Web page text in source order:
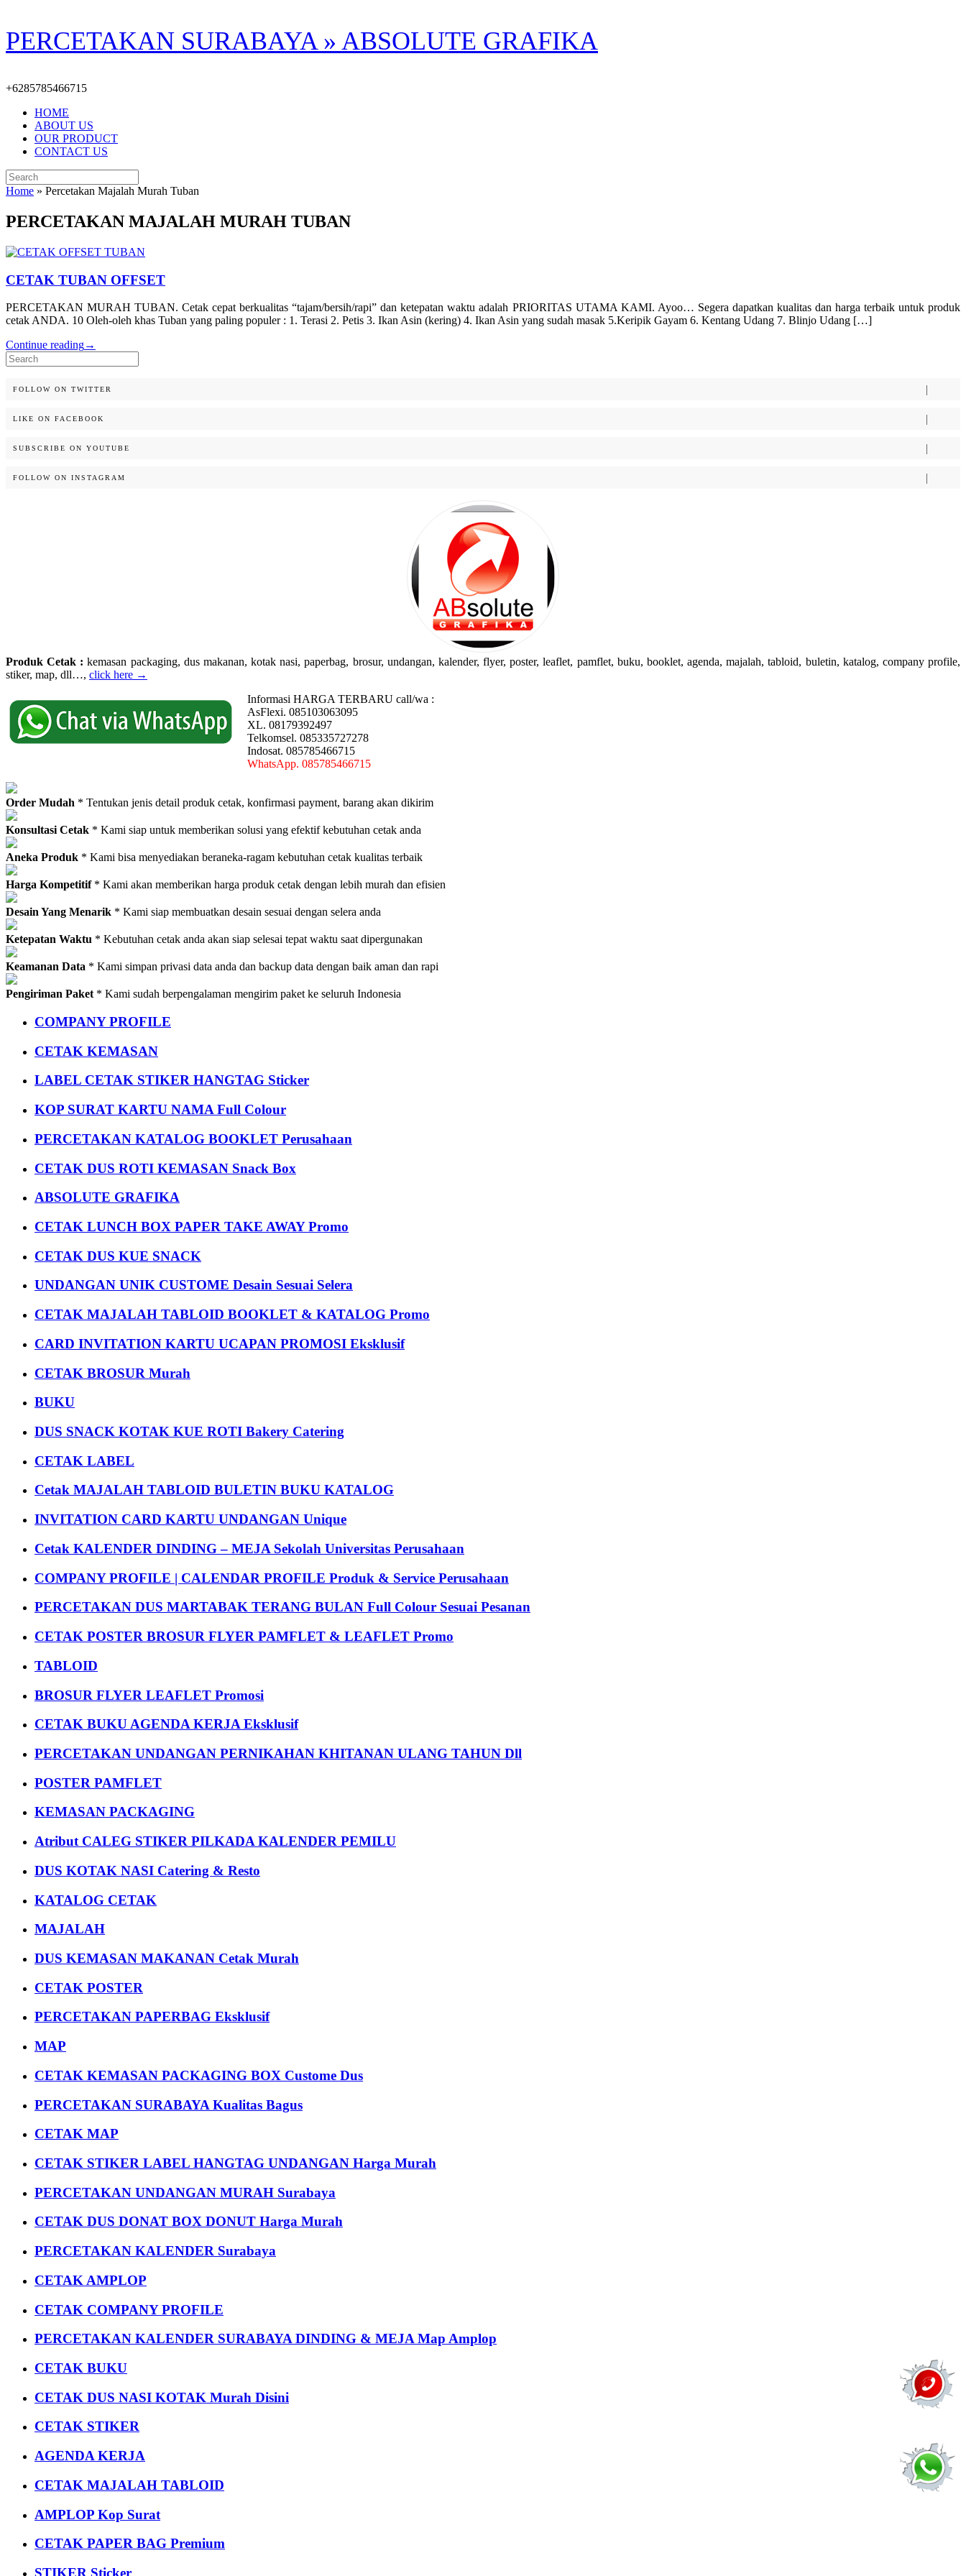
Skip
to
content
PERCETAKAN SURABAYA » ABSOLUTE GRAFIKA
+6285785466715
HOME
ABOUT US
OUR PRODUCT
CONTACT US
Search
for:
Home » Percetakan Majalah Murah Tuban
PERCETAKAN MAJALAH MURAH TUBAN
CETAK TUBAN OFFSET
PERCETAKAN MURAH TUBAN. Cetak cepat berkualitas “tajam/bersih/rapi” dan ketepatan waktu adalah PRIORITAS UTAMA KAMI. Ayoo… Segera dapatkan kualitas dan harga terbaik untuk produk
cetak ANDA. 10 Oleh-oleh khas Tuban yang paling populer : 1. Terasi 2. Petis 3. Ikan Asin (kering) 4. Ikan Asin yang sudah masak 5.Keripik Gayam 6. Kentang Udang 7. Blinjo Udang […]
Continue reading→
Search
for:
FOLLOW ON TWITTER
LIKE ON FACEBOOK
SUBSCRIBE ON YOUTUBE
FOLLOW ON INSTAGRAM
Produk Cetak : kemasan packaging, dus makanan, kotak nasi, paperbag, brosur, undangan, kalender, flyer, poster, leaflet, pamflet, buku, booklet, agenda, majalah, tabloid, buletin, katalog, company profile,
stiker, map, dll…, click here →
Informasi HARGA TERBARU call/wa :
AsFlexi. 085103063095
XL. 08179392497
Telkomsel. 085335727278
Indosat. 085785466715
WhatsApp. 085785466715
Order Mudah * Tentukan jenis detail produk cetak, konfirmasi payment, barang akan dikirim
Konsultasi Cetak * Kami siap untuk memberikan solusi yang efektif kebutuhan cetak anda
Aneka Produk * Kami bisa menyediakan beraneka-ragam kebutuhan cetak kualitas terbaik
Harga Kompetitif* Kami akan memberikan harga produk cetak dengan lebih murah dan efisien
Desain Yang Menarik * Kami siap membuatkan desain sesuai dengan selera anda
Ketepatan Waktu * Kebutuhan cetak anda akan siap selesai tepat waktu saat dipergunakan
Keamanan Data * Kami simpan privasi data anda dan backup data dengan baik aman dan rapi
Pengiriman Paket * Kami sudah berpengalaman mengirim paket ke seluruh Indonesia
COMPANY PROFILE
CETAK KEMASAN
LABEL CETAK STIKER HANGTAG Sticker
KOP SURAT KARTU NAMA Full Colour
PERCETAKAN KATALOG BOOKLET Perusahaan
CETAK DUS ROTI KEMASAN Snack Box
ABSOLUTE GRAFIKA
CETAK LUNCH BOX PAPER TAKE AWAY Promo
CETAK DUS KUE SNACK
UNDANGAN UNIK CUSTOME Desain Sesuai Selera
CETAK MAJALAH TABLOID BOOKLET & KATALOG Promo
CARD INVITATION KARTU UCAPAN PROMOSI Eksklusif
CETAK BROSUR Murah
BUKU
DUS SNACK KOTAK KUE ROTI Bakery Catering
CETAK LABEL
Cetak MAJALAH TABLOID BULETIN BUKU KATALOG
INVITATION CARD KARTU UNDANGAN Unique
Cetak KALENDER DINDING – MEJA Sekolah Universitas Perusahaan
COMPANY PROFILE | CALENDAR PROFILE Produk & Service Perusahaan
PERCETAKAN DUS MARTABAK TERANG BULAN Full Colour Sesuai Pesanan
CETAK POSTER BROSUR FLYER PAMFLET & LEAFLET Promo
TABLOID
BROSUR FLYER LEAFLET Promosi
CETAK BUKU AGENDA KERJA Eksklusif
PERCETAKAN UNDANGAN PERNIKAHAN KHITANAN ULANG TAHUN Dll
POSTER PAMFLET
KEMASAN PACKAGING
Atribut CALEG STIKER PILKADA KALENDER PEMILU
DUS KOTAK NASI Catering & Resto
KATALOG CETAK
MAJALAH
DUS KEMASAN MAKANAN Cetak Murah
CETAK POSTER
PERCETAKAN PAPERBAG Eksklusif
MAP
CETAK KEMASAN PACKAGING BOX Custome Dus
PERCETAKAN SURABAYA Kualitas Bagus
CETAK MAP
CETAK STIKER LABEL HANGTAG UNDANGAN Harga Murah
PERCETAKAN UNDANGAN MURAH Surabaya
CETAK DUS DONAT BOX DONUT Harga Murah
PERCETAKAN KALENDER Surabaya
CETAK AMPLOP
CETAK COMPANY PROFILE
PERCETAKAN KALENDER SURABAYA DINDING & MEJA Map Amplop
CETAK BUKU
CETAK DUS NASI KOTAK Murah Disini
CETAK STIKER
AGENDA KERJA
CETAK MAJALAH TABLOID
AMPLOP Kop Surat
CETAK PAPER BAG Premium
STIKER Sticker